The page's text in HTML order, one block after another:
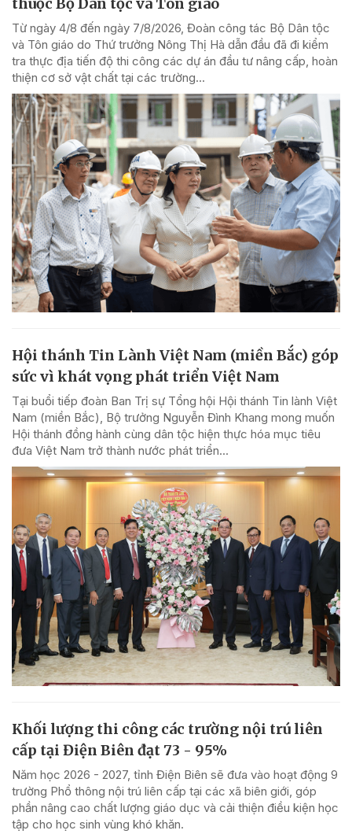
Từ ngày 4/8 đến ngày 7/8/2026, Đoàn công tác Bộ Dân tộc
và Tôn giáo do Thứ trưởng Nông Thị Hà dẫn đầu đã đi kiểm
tra thực địa tiến độ thi công các dự án đầu tư nâng cấp, hoàn
thiện cơ sở vật chất tại các trường...
Hội thánh Tin Lành Việt Nam (miền Bắc) góp
sức vì khát vọng phát triển Việt Nam
Tại buổi tiếp đoàn Ban Trị sự Tổng hội Hội thánh Tin lành Việt
Nam (miền Bắc), Bộ trưởng Nguyễn Đình Khang mong muốn
Hội thánh đồng hành cùng dân tộc hiện thực hóa mục tiêu
đưa Việt Nam trở thành nước phát triển...
Khối lượng thi công các trường nội trú liên
cấp tại Điện Biên đạt 73 - 95%
Năm học 2026 - 2027, tỉnh Điện Biên sẽ đưa vào hoạt động 9
trường Phổ thông nội trú liên cấp tại các xã biên giới, góp
phần nâng cao chất lượng giáo dục và cải thiện điều kiện học
tập cho học sinh vùng khó khăn.